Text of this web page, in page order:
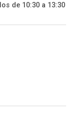
de 10:30 a 13:30